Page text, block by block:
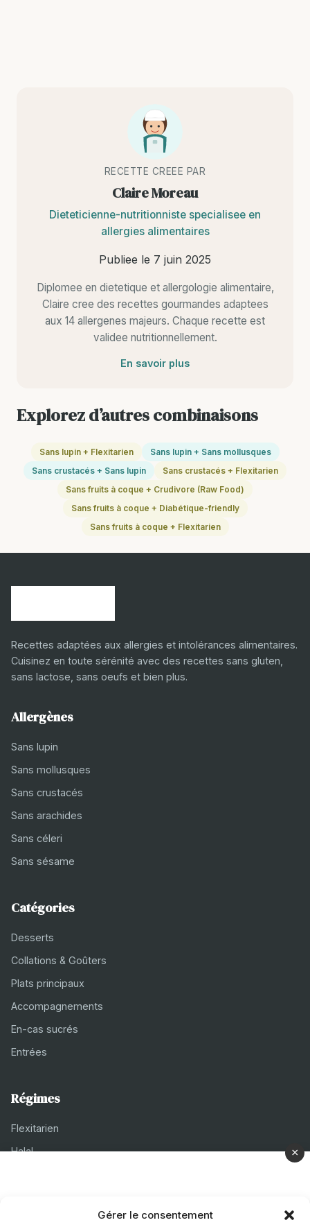
Gérer le consentement
RECETTE CREEE PAR
Claire Moreau
Dieteticienne-nutritionniste specialisee en
allergies alimentaires
Publiee le 7 juin 2025
Diplomee en dietetique et allergologie alimentaire,
Claire cree des recettes gourmandes adaptees
aux 14 allergenes majeurs. Chaque recette est
validee nutritionnellement.
En savoir plus
Explorez d’autres combinaisons
Sans lupin + Flexitarien
Sans lupin + Sans mollusques
Sans crustacés + Sans lupin
Sans crustacés + Flexitarien
Sans fruits à coque + Crudivore (Raw Food)
Sans fruits à coque + Diabétique-friendly
Sans fruits à coque + Flexitarien
Recettes adaptées aux allergies et intolérances alimentaires.
Cuisinez en toute sérénité avec des recettes sans gluten,
sans lactose, sans oeufs et bien plus.
Allergènes
Sans lupin
Sans mollusques
Sans crustacés
Sans arachides
Sans céleri
Sans sésame
Catégories
Desserts
Collations & Goûters
Plats principaux
Accompagnements
En-cas sucrés
Entrées
Régimes
Flexitarien
Halal
×